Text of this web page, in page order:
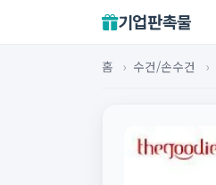
기업판촉물
홈 › 수건/손수건 ›